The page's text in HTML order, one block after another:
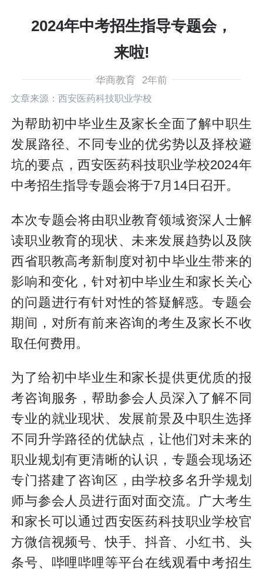
2024年中考招生指导专题会，
来啦!
华商教育 2年前
文章来源：西安医药科技职业学校
为帮助初中毕业生及家长全面了解中职生
发展路径、不同专业的优劣势以及择校避
坑的要点，西安医药科技职业学校2024年
中考招生指导专题会将于7月14日召开。
本次专题会将由职业教育领域资深人士解
读职业教育的现状、未来发展趋势以及陕
西省职教高考新制度对初中毕业生带来的
影响和变化，针对初中毕业生和家长关心
的问题进行有针对性的答疑解惑。专题会
期间，对所有前来咨询的考生及家长不收
取任何费用。
为了给初中毕业生和家长提供更优质的报
考咨询服务，帮助参会人员深入了解不同
专业的就业现状、发展前景及中职生选择
不同升学路径的优缺点，让他们对未来的
职业规划有更清晰的认识，专题会现场还
专门搭建了咨询区，由学校多名升学规划
师与参会人员进行面对面交流。广大考生
和家长可以通过西安医药科技职业学校官
方微信视频号、快手、抖音、小红书、头
条号、哔哩哔哩等平台在线观看中考招生